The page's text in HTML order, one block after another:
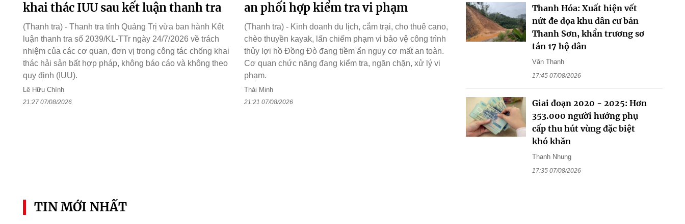
khai thác IUU sau kết luận thanh tra
(Thanh tra) - Thanh tra tỉnh Quảng Trị vừa ban hành Kết
luận thanh tra số 2039/KL-TTr ngày 24/7/2026 về trách
nhiệm của các cơ quan, đơn vị trong công tác chống khai
thác hải sản bất hợp pháp, không báo cáo và không theo
quy định (IUU).
Lê Hữu Chính
21:27 07/08/2026
an phối hợp kiểm tra vi phạm
(Thanh tra) - Kinh doanh du lịch, cắm trại, cho thuê cano,
chèo thuyền kayak, lấn chiếm phạm vi bảo vệ công trình
thủy lợi hồ Đồng Đò đang tiềm ẩn nguy cơ mất an toàn.
Cơ quan chức năng đang kiểm tra, ngăn chặn, xử lý vi
phạm.
Thái Minh
21:21 07/08/2026
Thanh Hóa: Xuất hiện vết
nứt đe dọa khu dân cư bản
Thanh Sơn, khẩn trương sơ
tán 17 hộ dân
Văn Thanh
17:45 07/08/2026
Giai đoạn 2020 - 2025: Hơn
353.000 người hưởng phụ
cấp thu hút vùng đặc biệt
khó khăn
Thanh Nhung
17:35 07/08/2026
TIN MỚI NHẤT